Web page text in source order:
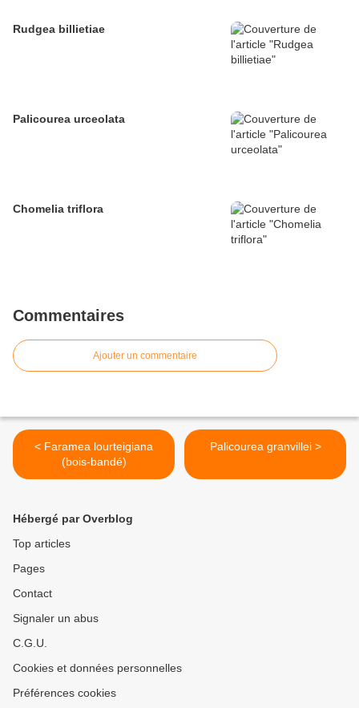
Rudgea billietiae
Palicourea urceolata
Chomelia triflora
Commentaires
Ajouter un commentaire
< Faramea lourteigiana
(bois-bandé)
Palicourea granvillei >
Hébergé par Overblog
Top articles
Pages
Contact
Signaler un abus
C.G.U.
Cookies et données personnelles
Préférences cookies